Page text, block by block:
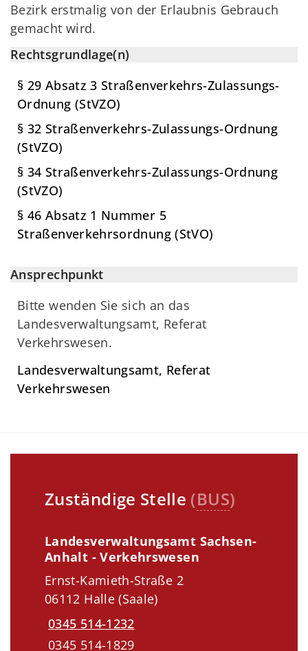
Bezirk erstmalig von der Erlaubnis Gebrauch
gemacht wird.
Rechtsgrundlage(n)
§ 29 Absatz 3 Straßenverkehrs-Zulassungs-
Ordnung (StVZO)
§ 32 Straßenverkehrs-Zulassungs-Ordnung
(StVZO)
§ 34 Straßenverkehrs-Zulassungs-Ordnung
(StVZO)
§ 46 Absatz 1 Nummer 5
Straßenverkehrsordnung (StVO)
Ansprechpunkt
Bitte wenden Sie sich an das
Landesverwaltungsamt, Referat
Verkehrswesen.
Landesverwaltungsamt, Referat
Verkehrswesen
Zuständige Stelle (BUS)
Landesverwaltungsamt Sachsen-
Anhalt - Verkehrswesen
Ernst-Kamieth-Straße 2
06112 Halle (Saale)
0345 514-1232
0345 514-1829